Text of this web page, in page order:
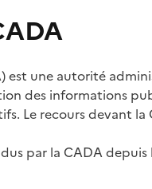
est une autorité
des informations
Le recours devant
par la CADA